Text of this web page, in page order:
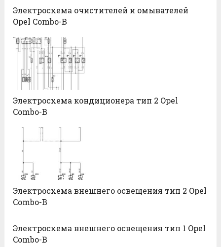
Электросхема очистителей и омывателей
Opel Combo-B
Электросхема кондиционера тип 2 Opel
Combo-B
Электросхема внешнего освещения тип 2 Opel
Combo-B
Электросхема внешнего освещения тип 1 Opel
Combo-B